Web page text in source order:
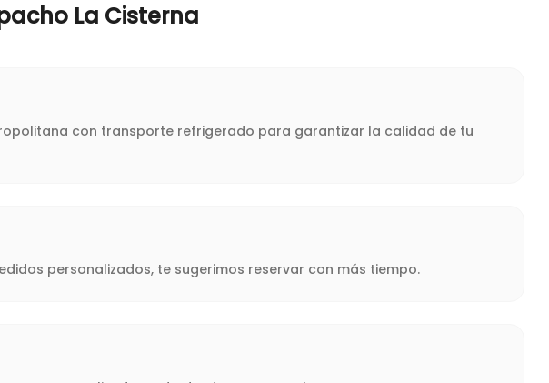
La Cisterna
con transporte refrigerado para garantizar la calidad de tu
personalizados, te sugerimos reservar con más tiempo.